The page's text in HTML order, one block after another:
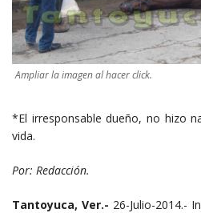
Ampliar la imagen al hacer click.
*El irresponsable dueño, no hizo
vida.
Por: Redacción.
Tantoyuca, Ver.- 26-Julio-2014.-